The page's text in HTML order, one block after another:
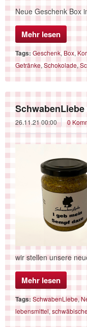
Neue Geschenk Box
Mehr lesen
Tags: Geschenk, Box,
Getränke,Schokolade,
26.11.21 00:00 0
wir stellen unsere
Mehr lesen
Tags: SchwabenLiebe,
lebensmittel,